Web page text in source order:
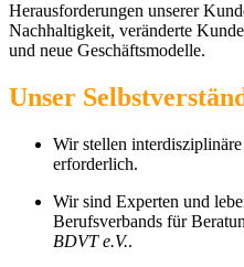
Herausforderungen unserer
Nachhaltigkeit, veränderte
und neue Geschäftsmodelle.
Unser
Wir stellen
erforderlich.
Wir sind Experten und
Berufsverbands für
BDVT e.V..